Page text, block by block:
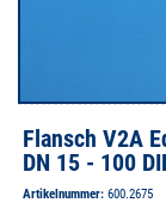
Flansch V2A
DN 15 - 100
Artikelnummer: 600.2675